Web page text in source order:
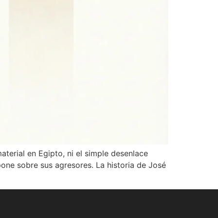
en Egipto, ni el simple desenlace
sobre sus agresores. La historia de José